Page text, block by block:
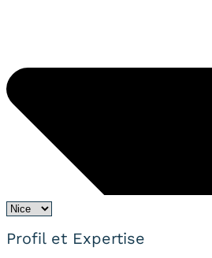
Profil et Expertise